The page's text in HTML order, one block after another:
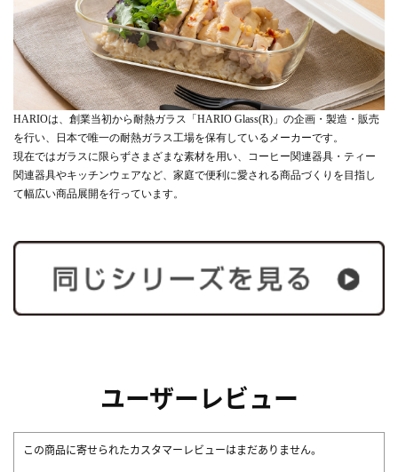
HARIOは、創業当初から耐熱ガラス「HARIO Glass(R)」の企画・製造・販売
を行い、日本で唯一の耐熱ガラス工場を保有しているメーカーです。
現在ではガラスに限らずさまざまな素材を用い、コーヒー関連器具・ティー
関連器具やキッチンウェアなど、家庭で便利に愛される商品づくりを目指し
て幅広い商品展開を行っています。
ユーザーレビュー
この商品に寄せられたカスタマーレビューはまだありません。